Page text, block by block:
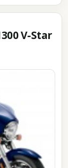
V-Star